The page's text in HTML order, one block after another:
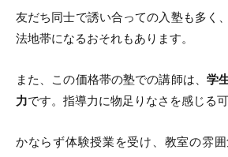
友だち同士で誘い合っての入塾も多く
法地帯になるおそれもあります。
また、この価格帯の塾での講師は、 学
力です。指導力に物足りなさを感じる
かならず体験授業を受け、教室の雰